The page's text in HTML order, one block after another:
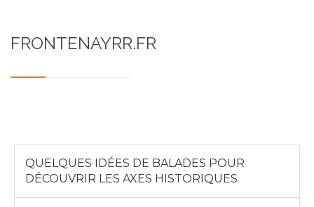
FRONTENAYRR.FR
QUELQUES IDÉES DE BALADES POUR
DÉCOUVRIR LES AXES HISTORIQUES